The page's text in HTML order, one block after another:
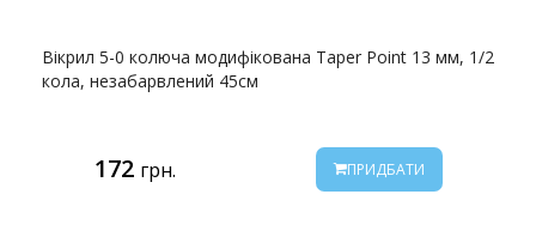
Вікрил 5-0 колюча модифікована Taper Point 13 мм, 1/2
кола, незабарвлений 45см
172 грн. ПРИДБАТИ